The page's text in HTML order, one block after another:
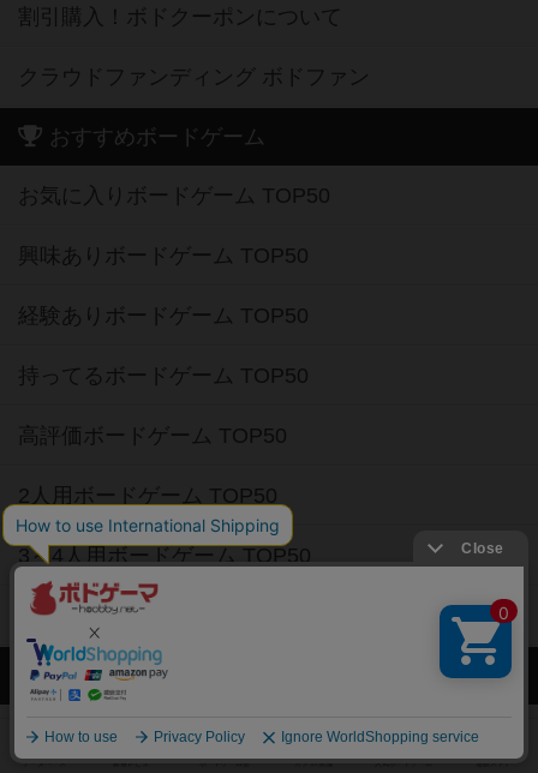
割引購入！ボドクーポンについて
クラウドファンディング ボドファン
おすすめボードゲーム
お気に入りボードゲーム TOP50
興味ありボードゲーム TOP50
経験ありボードゲーム TOP50
持ってるボードゲーム TOP50
高評価ボードゲーム TOP50
2人用ボードゲーム TOP50
3～4人用ボードゲーム TOP50
子供向けボードゲーム TOP50
ボードゲームカフェ
東京都のボードゲームカフェ